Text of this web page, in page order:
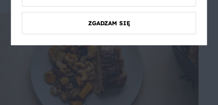
ZGADZAM SIĘ